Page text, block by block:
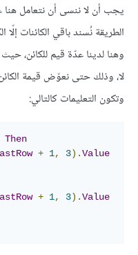
يجب أن لا ننسى أن نتعامل
الطريقة نُسند باقي الكائنات إلّا
وهنا لدينا عدّة قيم للكائن،
لا، وذلك حتى نعوّض قيمة
وتكون التعليمات كالتالي:
Then
+ 1, 3).Value
+ 1, 3).Value